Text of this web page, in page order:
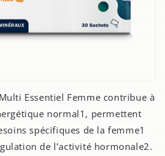
Essentiel Femme contribue à
normal1, permettent
spécifiques de la femme1
de l’activité hormonale2.